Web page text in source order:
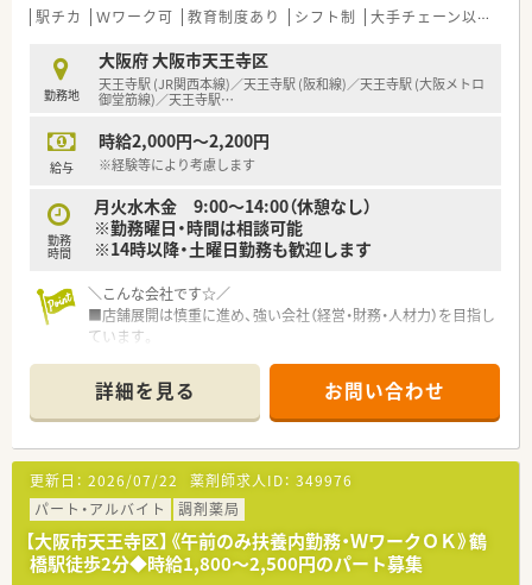
駅チカ Ｗワーク可 教育制度あり シフト制 大手チェーン以外
勤務地
大阪府 大阪市天王寺区
天王寺駅 (JR関西本線)／天王寺駅 (阪和線)／天王寺駅 (大阪メトロ
御堂筋線)／天王寺駅…
給与
時給2,000円～2,200円
※経験等により考慮します
勤務
時間
月火水木金 9:00～14:00（休憩なし）
※勤務曜日・時間は相談可能
※14時以降・土曜日勤務も歓迎します
＼こんな会社です☆／
■店舗展開は慎重に進め、強い会社（経営・財務・人材力）を目指し
ています。
模擬調剤室があり、事前研修、習得確認研修が実施可能で
す。
■平均年齢20代後半。20代の方も活躍している職場です。
☆教育、研修
■新卒研修、中途入社研修、薬局内研修、学術大会、各種管理職研
修、ＤＩ研修会、模擬調剤室が本社にあり。
■定期的に行われるスキルアップ研修・シンポジウム形式で行わ
れる
「社内学術大会」大学での「学術勉強会」・「職務担当者別研修
会」など
詳細を見る お問い合わせ
更新日： 2026/07/22 薬剤師求人ID： 349976
パート・アルバイト
調剤薬局
【大阪市天王寺区】《午前のみ扶養内勤務・ＷワークＯＫ》鶴
橋駅徒歩2分◆時給1,800～2,500円のパート募集